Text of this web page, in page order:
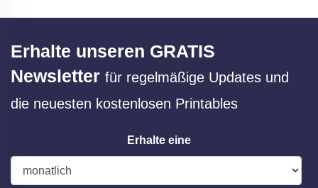
Erhalte unseren GRATIS
Newsletter für regelmäßige Updates und
die neuesten kostenlosen Printables
Erhalte eine